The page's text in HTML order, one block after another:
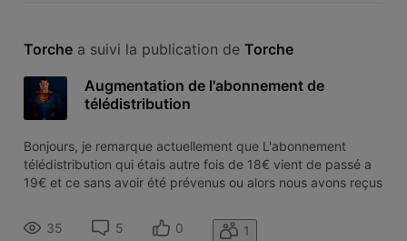
Torche a suivi la publication de Torche
Augmentation de l'abonnement de
télédistribution
Bonjours, je remarque actuellement que L'abonnement
télédistribution qui étais autre fois de 18€ vient de passé a
19€ et ce sans avoir été prévenus ou alors nous avons reçus
ce sujet ?
35 5 0 1